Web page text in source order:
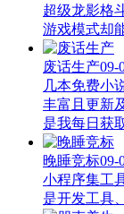
超级龙影格
游戏模式却
废话生产09-
几本免费小
丰富且更新
是我每日获
晚睡竞标09-
小程序集工
是开发工具